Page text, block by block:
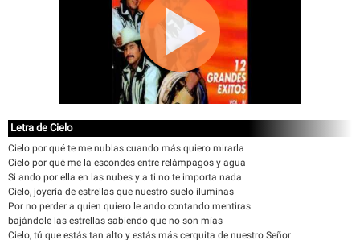
Letra de Cielo
Cielo por qué te me nublas cuando más quiero mirarla
Cielo por qué me la escondes entre relámpagos y agua
Si ando por ella en las nubes y a ti no te importa nada
Cielo, joyería de estrellas que nuestro suelo iluminas
Por no perder a quien quiero le ando contando mentiras
bajándole las estrellas sabiendo que no son mías
Cielo, tú que estás tan alto y estás más cerquita de nuestro Señor